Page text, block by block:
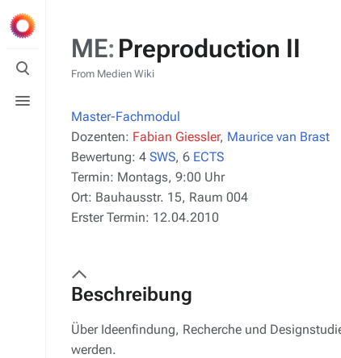
Toggle
search
menu
ME: Preproduction II
From Medien Wiki
Master-Fachmodul
Dozenten: Fabian Giessler, Maurice van Brast
Bewertung: 4 SWS, 6 ECTS
Termin: Montags, 9:00 Uhr
Ort: Bauhausstr. 15, Raum 004
Erster Termin: 12.04.2010
Beschreibung
Über Ideenfindung, Recherche und
werden.